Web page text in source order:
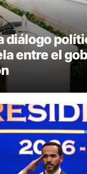
diálogo
entre el